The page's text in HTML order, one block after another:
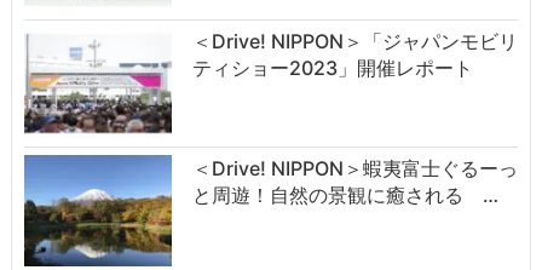
＜Drive! NIPPON＞「ジャパンモビリ
ティショー2023」開催レポート
＜Drive! NIPPON＞蝦夷富士ぐるーっ
と周遊！自然の景観に癒される …